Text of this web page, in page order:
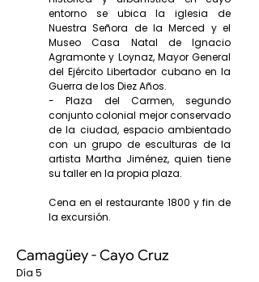
entorno se ubica la iglesia de
Nuestra Señora de la Merced y el
Museo Casa Natal de Ignacio
Agramonte y Loynaz, Mayor General
del Ejército Libertador cubano en la
Guerra de los Diez Años.
- Plaza del Carmen, segundo
conjunto colonial mejor conservado
de la ciudad, espacio ambientado
con un grupo de esculturas de la
artista Martha Jiménez, quien tiene
su taller en la propia plaza.
Cena en el restaurante 1800 y fin de
la excursión.
Camagüey - Cayo Cruz
Día 5